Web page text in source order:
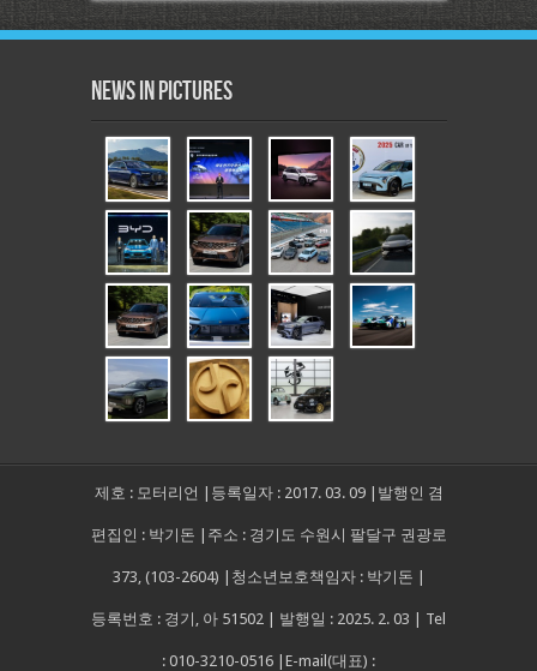
News in Pictures
제호 : 모터리언 |등록일자 : 2017. 03. 09 |발행인 겸
편집인 : 박기돈 |주소 : 경기도 수원시 팔달구 권광로
373, (103-2604) |청소년보호책임자 : 박기돈 |
등록번호 : 경기, 아 51502 | 발행일 : 2025. 2. 03 | Tel
: 010-3210-0516 |E-mail(대표) :